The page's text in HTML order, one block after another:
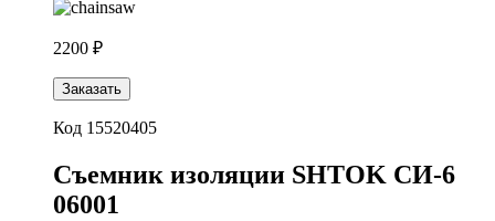
2200 ₽
Заказать
Код 15520405
Съемник изоляции SHTOK СИ-6
06001